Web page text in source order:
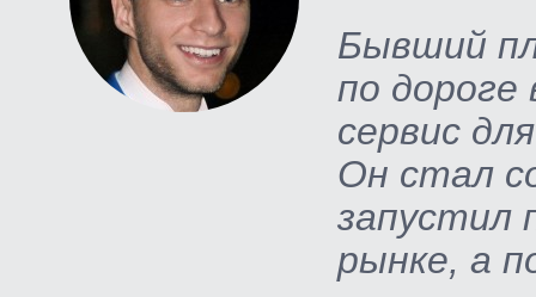
Бывший
по дороге
сервис
Он стал
запустил
рынке, а